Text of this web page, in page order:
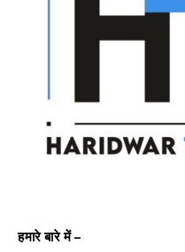
हमारे बारे में –